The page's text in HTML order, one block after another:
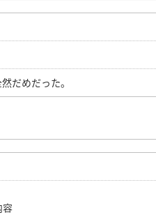
だめだった。
容